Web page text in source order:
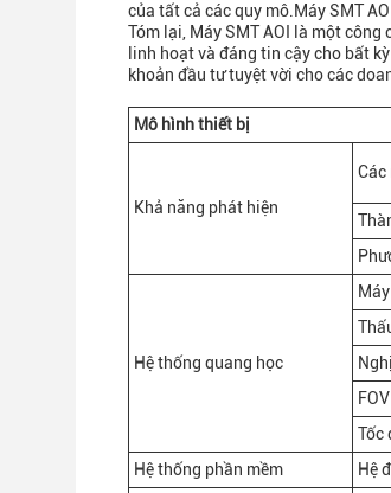
của tất cả các quy mô.Máy SMT
Tóm lại, Máy SMT AOI là một
linh hoạt và đáng tin cậy cho bất
khoản đầu tư tuyệt vời cho các
Mô hình thiết bị
Khả năng phát hiện
Các
Hệ thống quang học
FOV
Tốc
Hệ thống phần mềm
Hệ